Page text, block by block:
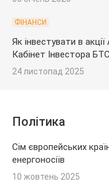
ФІНАНСИ
Як інвестувати в
Кабінет Інвестора
24 листопад 2025
Політика
Сім європейських
енергоносіїв
10 жовтень 2025